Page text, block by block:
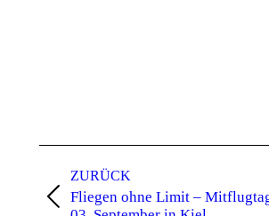
ZURÜCK
Vorheriger
Fliegen ohne Limit –